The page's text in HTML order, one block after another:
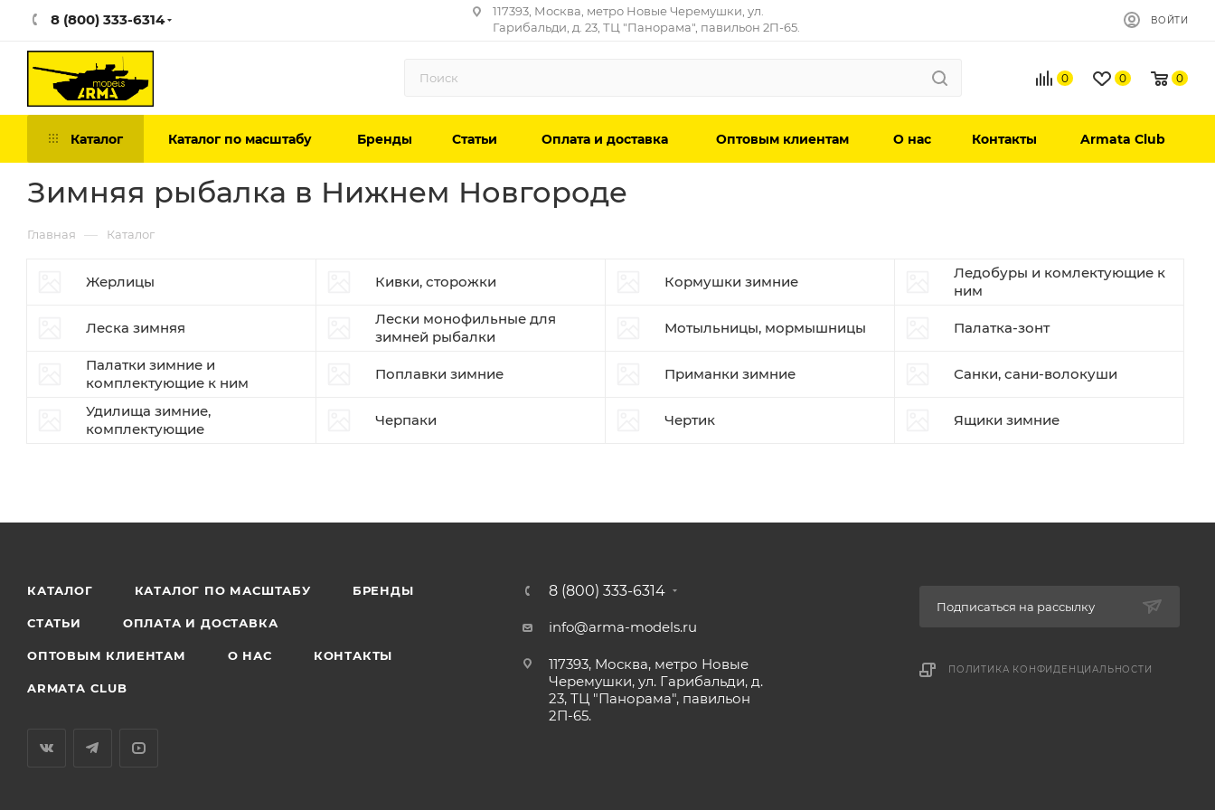
8 (800) 333-6314
117393, Москва, метро Новые Черемушки, ул.
Гарибальди, д. 23, ТЦ "Панорама", павильон 2П-65.
ВОЙТИ
0 0 0
Каталог Каталог по масштабу Бренды Статьи Оплата и доставка Оптовым клиентам О нас Контакты Armata Club
Зимняя рыбалка в Нижнем Новгороде
Главная — Каталог
Жерлицы Кивки, сторожки Кормушки зимние
Ледобуры и комлектующие к
ним
Леска зимняя
Лески монофильные для
зимней рыбалки
Мотыльницы, мормышницы Палатка-зонт
Палатки зимние и
комплектующие к ним
Поплавки зимние Приманки зимние Санки, сани-волокуши
Удилища зимние,
комплектующие
Черпаки Чертик Ящики зимние
КАТАЛОГ КАТАЛОГ ПО МАСШТАБУ БРЕНДЫ
СТАТЬИ ОПЛАТА И ДОСТАВКА
ОПТОВЫМ КЛИЕНТАМ О НАС КОНТАКТЫ
ARMATA CLUB
8 (800) 333-6314
info@arma-models.ru
117393, Москва, метро Новые
Черемушки, ул. Гарибальди, д.
23, ТЦ "Панорама", павильон
2П-65.
Подписаться на рассылку
ПОЛИТИКА КОНФИДЕНЦИАЛЬНОСТИ